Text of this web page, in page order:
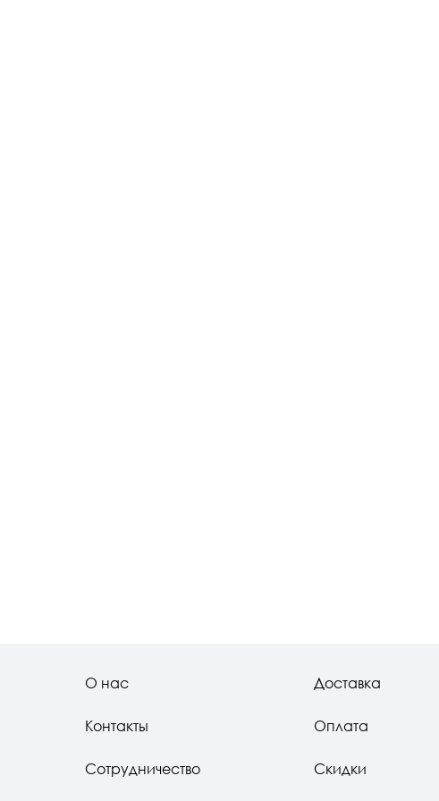
О нас
Контакты
Сотрудничество
Доставка
Оплата
Скидки